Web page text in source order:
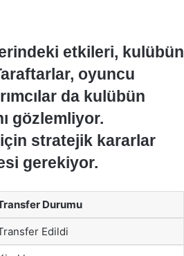
etkileri, kulübün
oyuncu
da kulübün
gözlemliyor.
için stratejik kararlar
gerekiyor.
Durumu
Edildi